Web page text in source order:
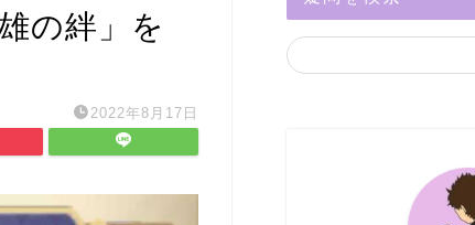
の絆」を
2022年8月17日